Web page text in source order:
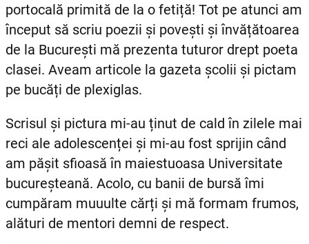
portocală primită de la o fetiță! Tot pe atunci am
început să scriu poezii și povești și învățătoarea
de la București mă prezenta tuturor drept poeta
clasei. Aveam articole la gazeta școlii și pictam
pe bucăți de plexiglas.
Scrisul și pictura mi-au ținut de cald în zilele mai
reci ale adolescenței și mi-au fost sprijin când
am pășit sfioasă în maiestuoasa Universitate
bucureșteană. Acolo, cu banii de bursă îmi
cumpăram muuulte cărți și mă formam frumos,
alături de mentori demni de respect.